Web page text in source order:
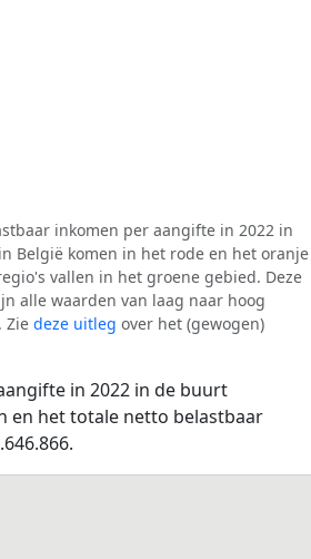
inkomen per aangifte in 2022 in
België komen in het rode en het oranje
vallen in het groene gebied. Deze
alle waarden van laag naar hoog
Zie deze uitleg over het (gewogen)
in 2022 in de buurt
en het totale netto belastbaar